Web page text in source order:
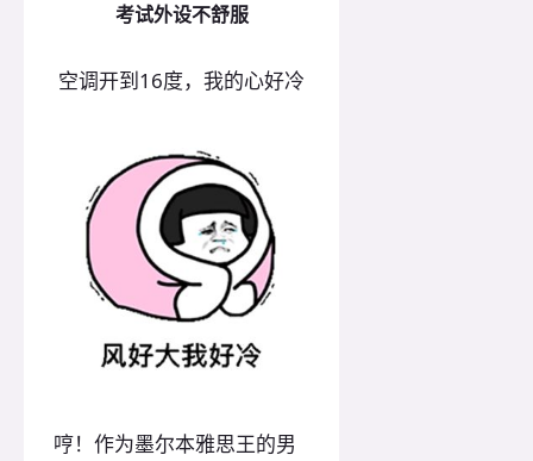
考试外设不舒服
空调开到16度，我的心好冷
哼！作为墨尔本雅思王的男